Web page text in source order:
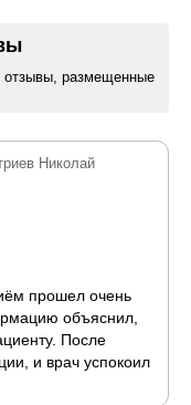
отзывы, размещенные
Николай
прошел очень
объяснил,
После
и врач успокоил